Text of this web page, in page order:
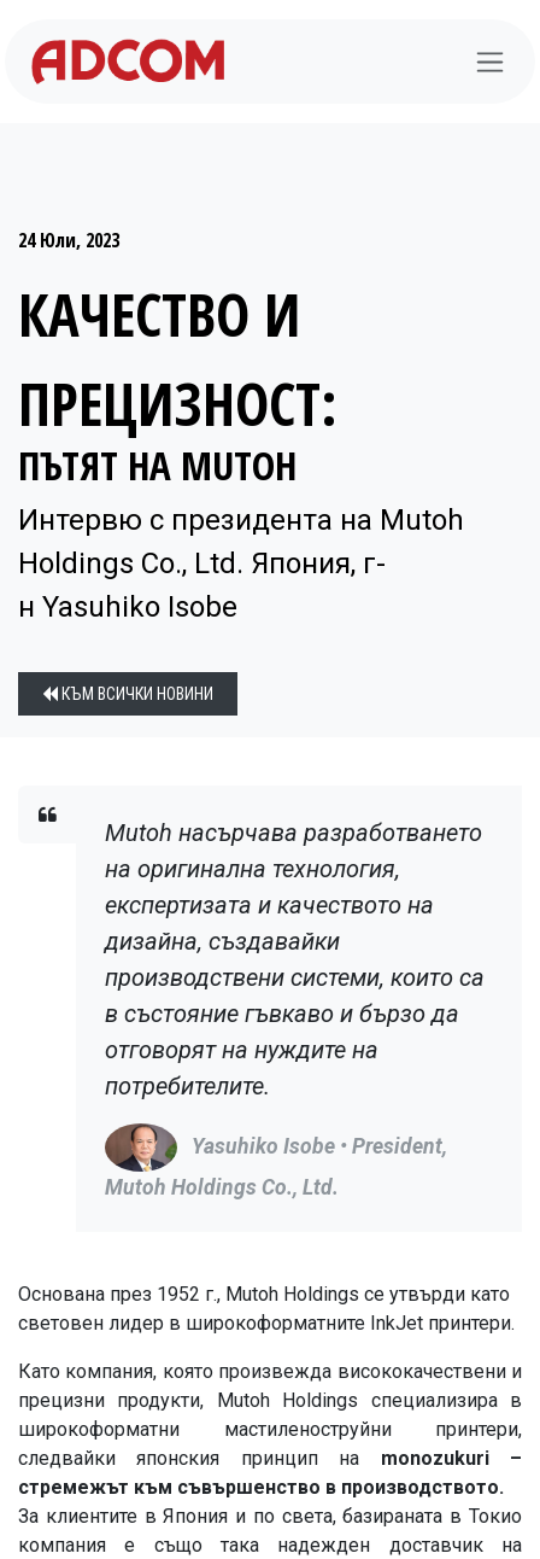
24 Юли, 2023
КАЧЕСТВО И
ПРЕЦИЗНОСТ:
ПЪТЯТ НА MUTOH
Интервю с президента на Mutoh
Holdings Co., Ltd. Япония, г-
н Yasuhiko Isobe
КЪМ ВСИЧКИ НОВИНИ
Mutoh насърчава разработването
на оригинална технология,
експертизата и качеството на
дизайна, създавайки
производствени системи, които са
в състояние гъвкаво и бързо да
отговорят на нуждите на
потребителите.
Yasuhiko Isobe • President,
Mutoh Holdings Co., Ltd.
Основана през 1952 г., Mutoh Holdings се утвърди като
световен лидер в широкоформатните InkJet принтери.
Като компания, която произвежда висококачествени и
прецизни продукти, Mutoh Holdings специализира в
широкоформатни мастиленоструйни принтери,
следвайки японския принцип на monozukuri –
стремежът към съвършенство в производството.
За клиентите в Япония и по света, базираната в Токио
компания е също така надежден доставчик на